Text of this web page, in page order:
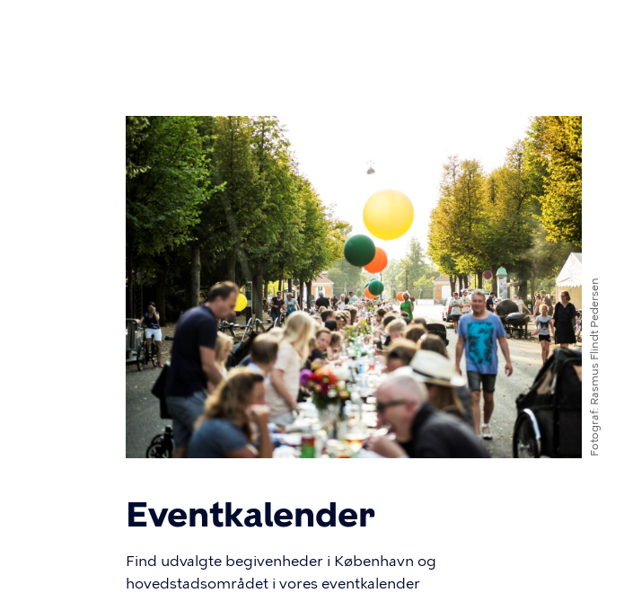
Billede
Fotograf
Rasmus Flindt Pedersen
Eventkalender
Find udvalgte begivenheder i København og
hovedstadsområdet i vores eventkalender